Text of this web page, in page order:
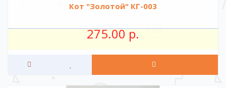
Кот "Золотой" КГ-003
275.00 р.